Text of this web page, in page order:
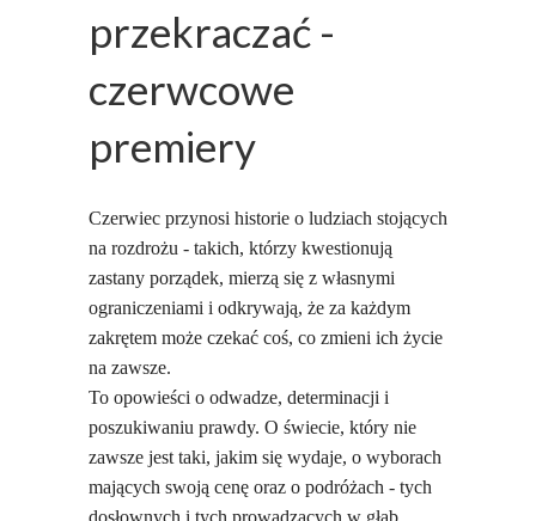
przekraczać -
czerwcowe
premiery
Czerwiec przynosi historie o ludziach stojących
na rozdrożu - takich, którzy kwestionują
zastany porządek, mierzą się z własnymi
ograniczeniami i odkrywają, że za każdym
zakrętem może czekać coś, co zmieni ich życie
na zawsze.
To opowieści o odwadze, determinacji i
poszukiwaniu prawdy. O świecie, który nie
zawsze jest taki, jakim się wydaje, o wyborach
mających swoją cenę oraz o podróżach - tych
dosłownych i tych prowadzących w głąb